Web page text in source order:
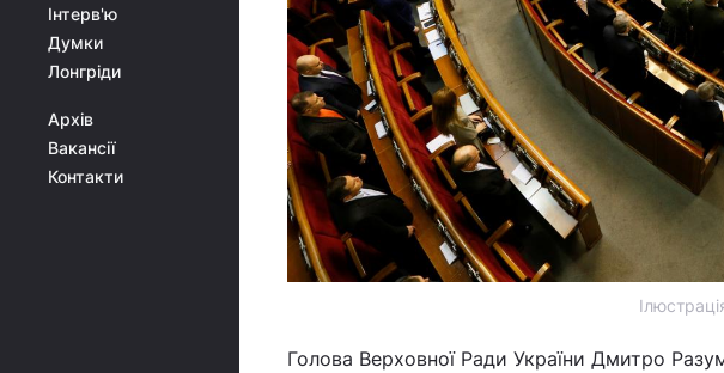
Інтерв'ю
Думки
Лонгріди
Архів
Вакансії
Контакти
Голова Верховної Ради України Дмитро